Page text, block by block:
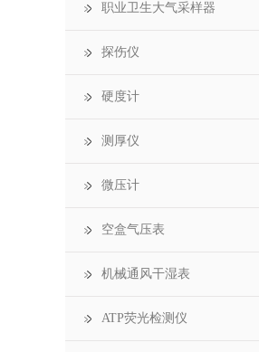
职业卫生大气采样器
探伤仪
硬度计
测厚仪
微压计
空盒气压表
机械通风干湿表
ATP荧光检测仪